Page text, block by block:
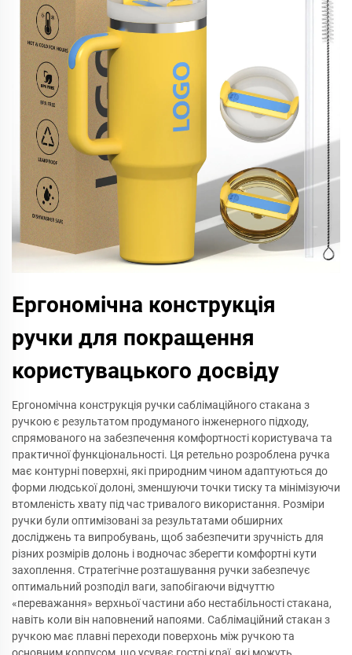
Ергономічна конструкція
ручки для покращення
користувацького досвіду
Ергономічна конструкція ручки саблімаційного стакана з
ручкою є результатом продуманого інженерного підходу,
спрямованого на забезпечення комфортності користувача та
практичної функціональності. Ця ретельно розроблена ручка
має контурні поверхні, які природним чином адаптуються до
форми людської долоні, зменшуючи точки тиску та мінімізуючи
втомленість хвату під час тривалого використання. Розміри
ручки були оптимізовані за результатами обширних
досліджень та випробувань, щоб забезпечити зручність для
різних розмірів долонь і водночас зберегти комфортні кути
захоплення. Стратегічне розташування ручки забезпечує
оптимальний розподіл ваги, запобігаючи відчуттю
«переважання» верхньої частини або нестабільності стакана,
навіть коли він наповнений напоями. Саблімаційний стакан з
ручкою має плавні переходи поверхонь між ручкою та